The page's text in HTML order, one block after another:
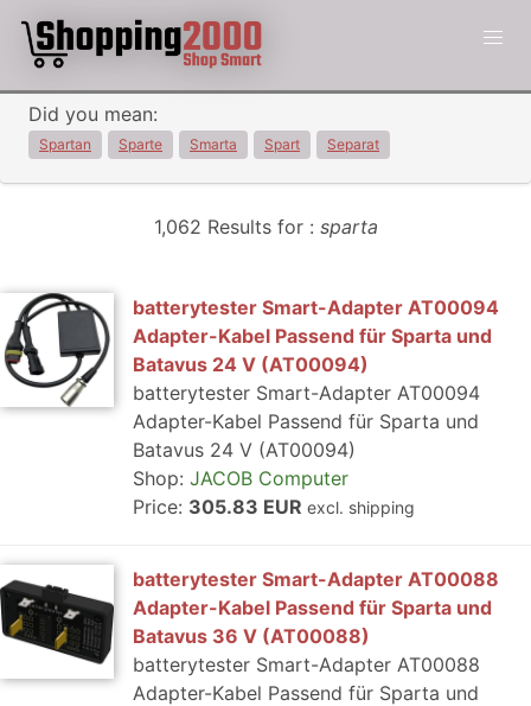
Did you mean:
Spartan Sparte Smarta Spart Separat
1,062 Results for : sparta
batterytester Smart-Adapter AT00094
Adapter-Kabel Passend für Sparta und
Batavus 24 V (AT00094)
batterytester Smart-Adapter AT00094
Adapter-Kabel Passend für Sparta und
Batavus 24 V (AT00094)
Shop: JACOB Computer
Price: 305.83 EUR excl. shipping
batterytester Smart-Adapter AT00088
Adapter-Kabel Passend für Sparta und
Batavus 36 V (AT00088)
batterytester Smart-Adapter AT00088
Adapter-Kabel Passend für Sparta und